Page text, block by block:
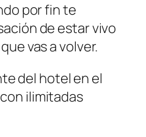
por fin te
de estar vivo
vas a volver.
del hotel en el
ilimitadas